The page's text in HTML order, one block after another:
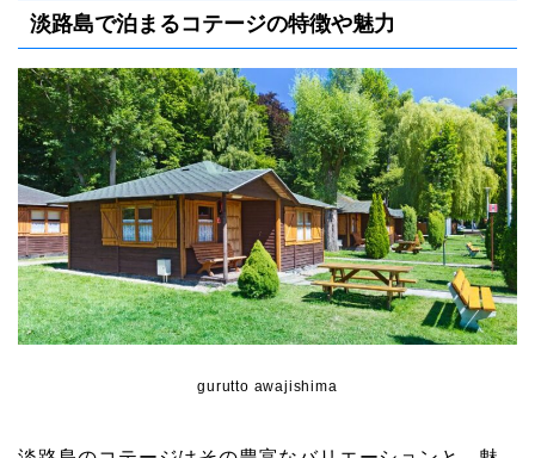
淡路島で泊まるコテージの特徴や魅力
gurutto awajishima